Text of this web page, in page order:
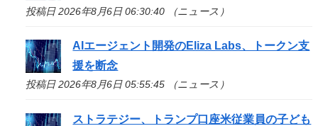
投稿日 2026年8月6日 06:30:40 （ニュース）
AIエージェント開発のEliza Labs、トークン支
援を断念
投稿日 2026年8月6日 05:55:45 （ニュース）
ストラテジー、トランプ口座米従業員の子ども